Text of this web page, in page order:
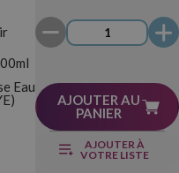
Eau
AJOUTER AU
PANIER
AJOUTER À
VOTRE LISTE